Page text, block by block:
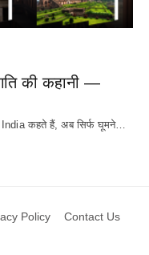
की कहानी —
कहते हैं, अब सिर्फ घूमने…
Policy Contact Us